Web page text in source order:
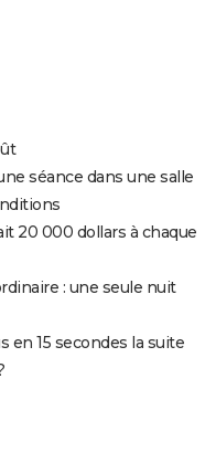
Matt Reeves et
Holland retrouve
dans la bande-
Bo Bragason et
acteurs principaux ?
séance dans une salle
20 000 dollars à chaque
: une seule nuit
en 15 secondes la suite